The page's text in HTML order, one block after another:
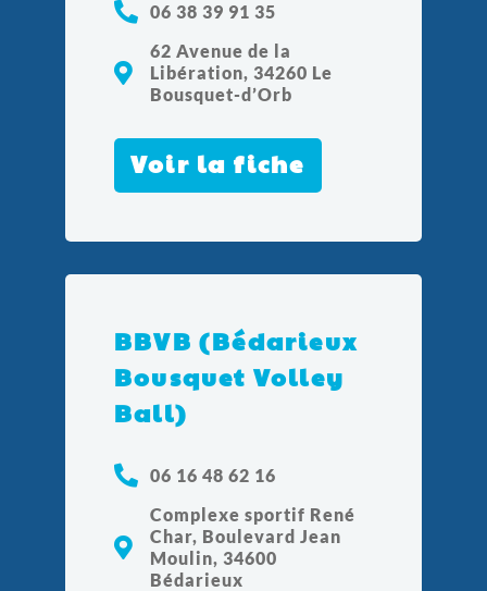
06 38 39 91 35
62 Avenue de la
Libération, 34260 Le
Bousquet-d’Orb
Voir la fiche
BBVB (Bédarieux
Bousquet Volley
Ball)
06 16 48 62 16
Complexe sportif René
Char, Boulevard Jean
Moulin, 34600
Bédarieux